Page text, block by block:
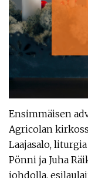
Ensimmäisen
Agricolan
Laajasalo,
Pönni ja Juha
johdolla,